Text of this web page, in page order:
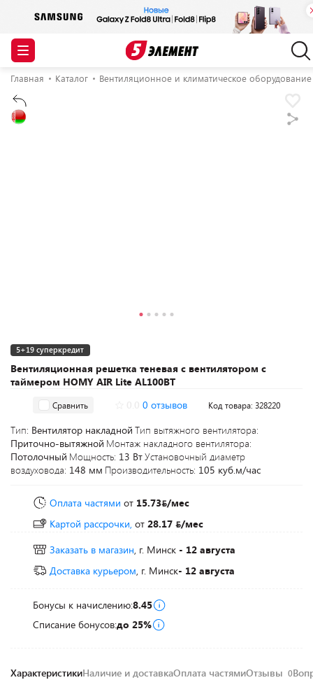
Главная Каталог Вентиляционное и климатическое оборудование
Вентиляционная решетка теневая с вентилятором с
таймером HOMY AIR Lite AL100BT
5+19 суперкредит
Сравнить 0 отзывов Код товара: 328220
Тип: Вентилятор накладной Тип вытяжного вентилятора:
Приточно-вытяжной Монтаж накладного вентилятора:
Потолочный Мощность: 13 ВтУстановочный диаметр
воздуховода: 148 мм Производительность: 105 куб.м/час
Оплата частями от 15.73 /мес
Картой рассрочки, от 28.17
/мес
Заказать в магазин, г. Минск - 12 августа
Доставка курьером, г. Минск- 12 августа
Бонусы к начислению:8.45
Списание бонусов:до 25%
ХарактеристикиНаличие и доставкаОплата частямиОтзывы 0